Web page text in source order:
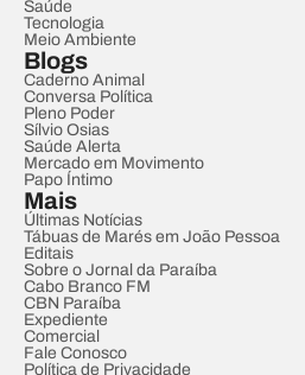
Saúde
Tecnologia
Meio Ambiente
Blogs
Caderno Animal
Conversa Política
Pleno Poder
Sílvio Osias
Saúde Alerta
Mercado em Movimento
Papo Íntimo
Mais
Últimas Notícias
Tábuas de Marés em João Pessoa
Editais
Sobre o Jornal da Paraíba
Cabo Branco FM
CBN Paraíba
Expediente
Comercial
Fale Conosco
Política de Privacidade